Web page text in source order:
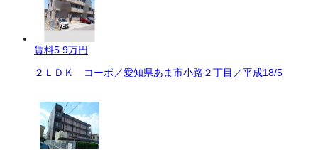
賃料5.9万円
２ＬＤＫ コーポ／愛知県あま市小路２丁目／平成18/5